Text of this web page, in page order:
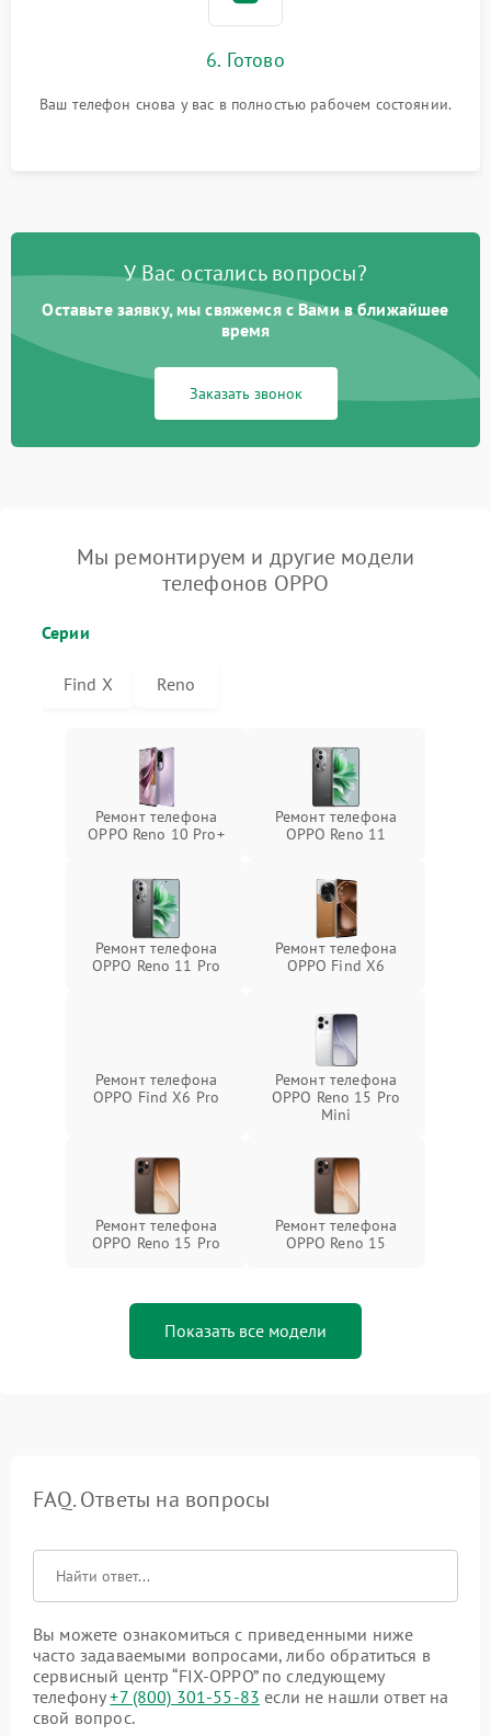
6. Готово
Ваш телефон снова у вас в полностью рабочем состоянии.
У Вас остались вопросы?
Оставьте заявку, мы свяжемся с Вами в ближайшее
время
Заказать звонок
Мы ремонтируем и другие модели
телефонов OPPO
Серии
Find X Reno
Ремонт телефона
OPPO Reno 10 Pro+
Ремонт телефона
OPPO Reno 11
Ремонт телефона
OPPO Reno 11 Pro
Ремонт телефона
OPPO Find X6
Ремонт телефона
OPPO Find X6 Pro
Ремонт телефона
OPPO Reno 15 Pro
Mini
Ремонт телефона
OPPO Reno 15 Pro
Ремонт телефона
OPPO Reno 15
Показать все модели
FAQ. Ответы на вопросы
Вы можете ознакомиться с приведенными ниже
часто задаваемыми вопросами, либо обратиться в
сервисный центр “FIX-OPPO” по следующему
телефону+7 (800) 301-55-83 если не нашли ответ на
свой вопрос.